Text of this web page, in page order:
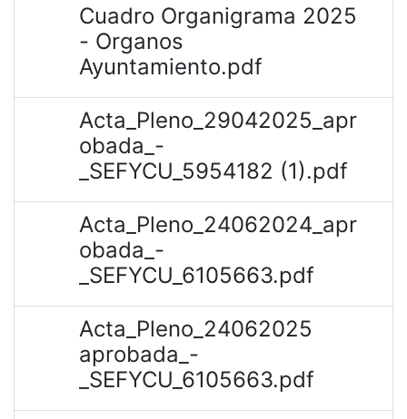
Cuadro Organigrama 2025
- Organos
Ayuntamiento.pdf
Acta_Pleno_29042025_apr
obada_-
_SEFYCU_5954182 (1).pdf
Acta_Pleno_24062024_apr
obada_-
_SEFYCU_6105663.pdf
Acta_Pleno_24062025
aprobada_-
_SEFYCU_6105663.pdf